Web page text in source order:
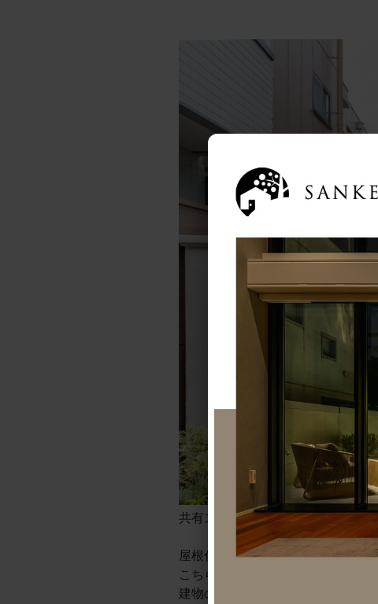
共有スペースの入り口です。
屋根付きの門まわりが目をひきま
こちらの屋根付き門扉はYKKAPの
建物の外壁と同系色のタイルを選